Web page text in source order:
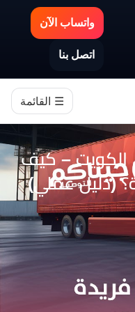
واتساب الآن
اتصل بنا
☰ القائمة
– كيف
(دليل عملي)